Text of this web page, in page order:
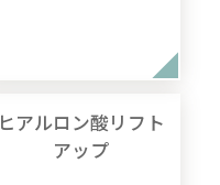
ヒアルロン酸リフト
アップ